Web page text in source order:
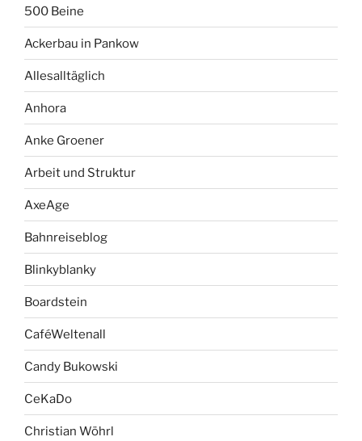
500 Beine
Ackerbau in Pankow
Allesalltäglich
Anhora
Anke Groener
Arbeit und Struktur
AxeAge
Bahnreiseblog
Blinkyblanky
Boardstein
CaféWeltenall
Candy Bukowski
CeKaDo
Christian Wöhrl